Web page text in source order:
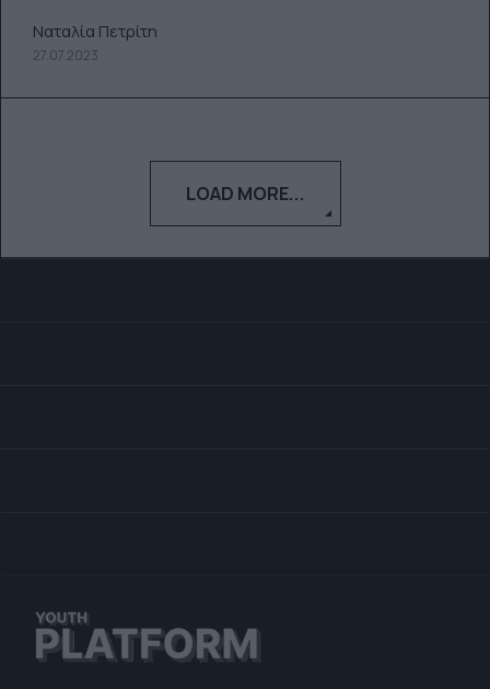
Ναταλία Πετρίτη
27.07.2023
LOAD MORE...